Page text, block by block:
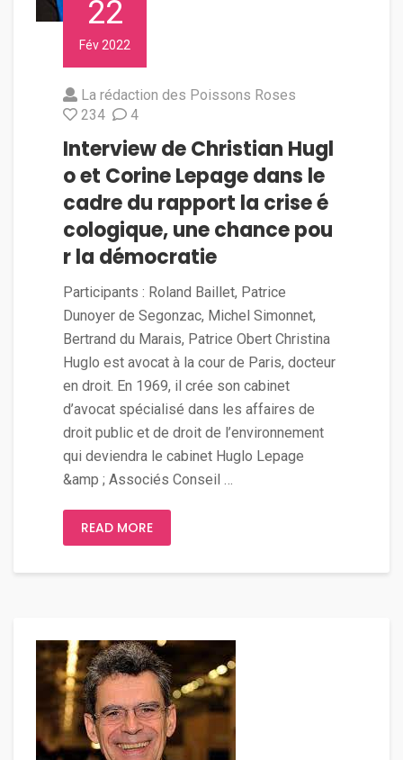
22
Fév 2022
La rédaction des Poissons Roses
234
4
Interview de Christian Hugl
o et Corine Lepage dans le
cadre du rapport la crise é
cologique, une chance pou
r la démocratie
Participants : Roland Baillet, Patrice
Dunoyer de Segonzac, Michel Simonnet,
Bertrand du Marais, Patrice Obert Christina
Huglo est avocat à la cour de Paris, docteur
en droit. En 1969, il crée son cabinet
d’avocat spécialisé dans les affaires de
droit public et de droit de l’environnement
qui deviendra le cabinet Huglo Lepage
&amp ; Associés Conseil …
READ MORE